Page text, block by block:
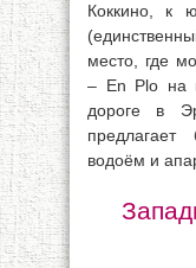
Коккино, к
место, где
– En Plo на
дороге в
водоём и